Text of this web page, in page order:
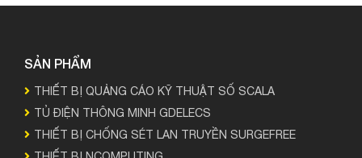
SẢN PHẨM
THIẾT BỊ QUẢNG CÁO KỸ THUẬT SỐ SCALA
TỦ ĐIỆN THÔNG MINH GDELECS
THIẾT BỊ CHỐNG SÉT LAN TRUYỀN SURGEFREE